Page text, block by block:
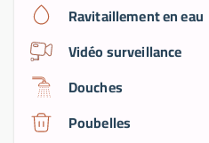
Ravitaillement en eau
Vidéo surveillance
Douches
Poubelles